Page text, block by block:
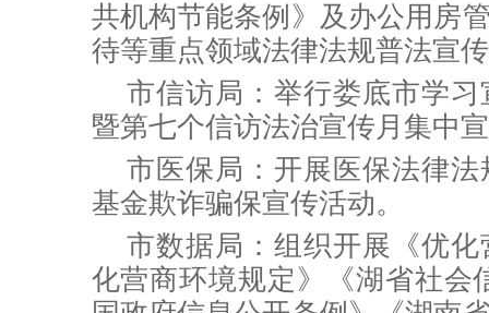
共机构节能条例》及办公用房
待等重点领域法律法规普法宣
市信访局： 举行娄底市学
暨第七个信访法治宣传月集中
市医保局： 开展医保法律
基金欺诈骗保宣传活动。
市数据局： 组织开展《优
化营商环境规定》《湖省社会